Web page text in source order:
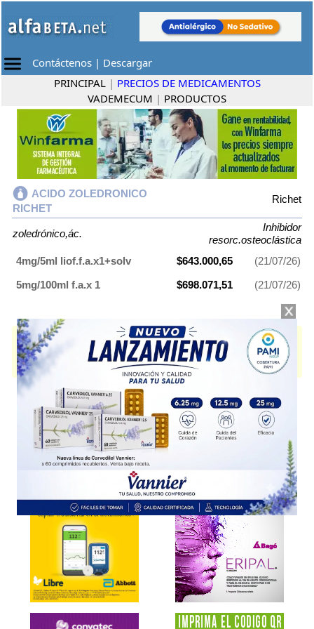
Contáctenos | Descargar
PRINCIPAL | PRECIOS DE MEDICAMENTOS
VADEMECUM | PRODUCTOS
ACIDO ZOLEDRONICO
RICHET
Richet
zoledrónico,ác.
Inhibidor
resorc.osteoclástica
4mg/5ml liof.f.a.x1+solv
$643.000,65
(21/07/26)
5mg/100ml f.a.x 1
$698.071,51 (21/07/26)
ACIDO ZOLEDRONICO RICHETcontienezoledrónico,ác.
y se indica
como Inhibidor resorc.osteoclástica . Es producido por Richet
y cuenta
con 2 presentaciones disponibles.
Explorar más
Otros productos conzoledrónico,ác.
Otros productos deRichet